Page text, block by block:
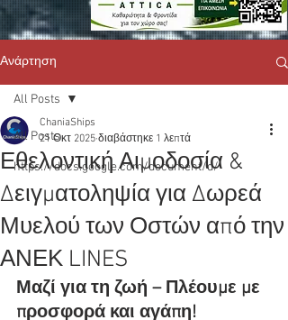
Ανάρτηση
All Posts
https://docs.google.com/document/d/
All Posts
Εθελοντική Αιμοδοσία &
Δειγματοληψία για Δωρεά
Μυελού των Οστών από την
ΑΝΕΚ LINES
ChaniaShips
21 Οκτ 2025 διαβάστηκε 1 λεπτά
Μαζί για τη ζωή – Πλέουμε με
προσφορά και αγάπη!